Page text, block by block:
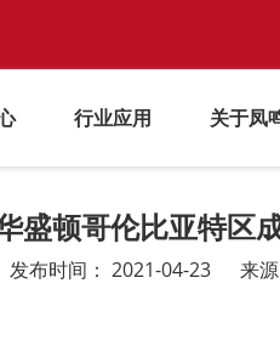
行业应用 关于凤
盛顿哥伦比亚特区
布时间： 2021-04-23 来源